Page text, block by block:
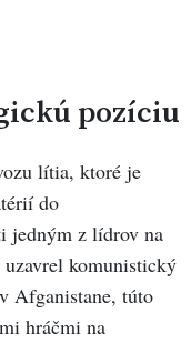
pozíciu
lítia, ktoré je
do
jedným z lídrov na
komunistický
Afganistane, túto
hráčmi na